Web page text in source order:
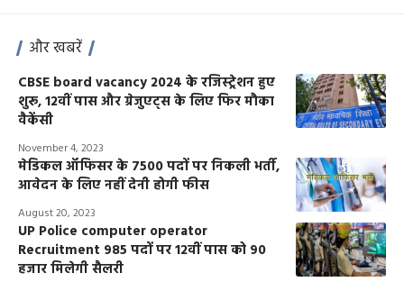
और खबरें
CBSE board vacancy 2024 के रजिस्ट्रेशन हुए
शुरू, 12वीं पास और ग्रेजुएट्स के लिए फिर मौका
वैकेंसी
November 4, 2023
मेडिकल ऑफिसर के 7500 पदों पर निकली भर्ती,
आवेदन के लिए नहीं देनी होगी फीस
August 20, 2023
UP Police computer operator
Recruitment 985 पदों पर 12वीं पास को 90
हजार मिलेगी सैलरी